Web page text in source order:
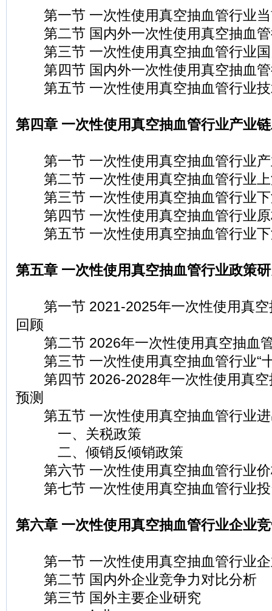
第一节 一次性使用真空抽血管行业当
第二节 国内外一次性使用真空抽血管
第三节 一次性使用真空抽血管行业国
第四节 国内外一次性使用真空抽血管
第五节 一次性使用真空抽血管行业技
第四章 一次性使用真空抽血管行业产业
第一节 一次性使用真空抽血管行业产
第二节 一次性使用真空抽血管行业上
第三节 一次性使用真空抽血管行业下
第四节 一次性使用真空抽血管行业原
第五节 一次性使用真空抽血管行业下
第五章 一次性使用真空抽血管行业政策
第一节 2021-2025年一次性使用真空
回顾
第二节 2026年一次性使用真空抽血
第三节 一次性使用真空抽血管行业“
第四节 2026-2028年一次性使用真空
预测
第五节 一次性使用真空抽血管行业进
一、关税政策
二、倾销反倾销政策
第六节 一次性使用真空抽血管行业价
第七节 一次性使用真空抽血管行业投
第六章 一次性使用真空抽血管行业企业
第一节 一次性使用真空抽血管行业企
第二节 国内外企业竞争力对比分析
第三节 国外主要企业研究